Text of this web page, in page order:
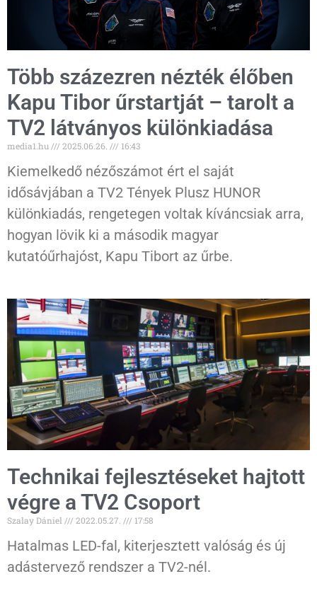
Több százezren nézték élőben
Kapu Tibor űrstartját – tarolt a
TV2 látványos különkiadása
media1.hu 2025.06.26. 16:43
Kiemelkedő nézőszámot ért el saját
idősávjában a TV2 Tények Plusz HUNOR
különkiadás, rengetegen voltak kíváncsiak arra,
hogyan lövik ki a második magyar
kutatóűrhajóst, Kapu Tibort az űrbe.
Technikai fejlesztéseket hajtott
végre a TV2 Csoport
Szalay Dániel 2022.05.27. 17:58
Hatalmas LED-fal, kiterjesztett valóság és új
adástervező rendszer a TV2-nél.